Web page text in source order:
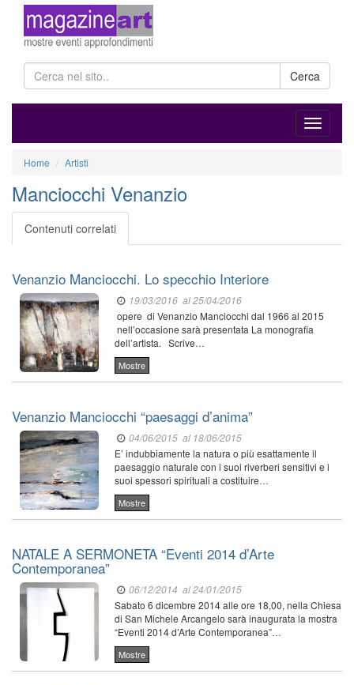
Cerca
Home Artisti
Manciocchi Venanzio
Contenuti correlati
Venanzio Manciocchi. Lo specchio Interiore
19/03/2016 al 25/04/2016
opere di Venanzio Manciocchi dal 1966 al 2015
nell’occasione sarà presentata La monografia
dell’artista. Scrive…
Mostre
Venanzio Manciocchi “paesaggi d’anima”
04/06/2015 al 18/06/2015
E’ indubbiamente la natura o più esattamente il
paesaggio naturale con i suoi riverberi sensitivi e i
suoi spessori spirituali a costituire…
Mostre
NATALE A SERMONETA “Eventi 2014 d’Arte
Contemporanea”
06/12/2014 al 24/01/2015
Sabato 6 dicembre 2014 alle ore 18,00, nella Chiesa
di San Michele Arcangelo sarà inaugurata la mostra
“Eventi 2014 d’Arte Contemporanea”…
Mostre